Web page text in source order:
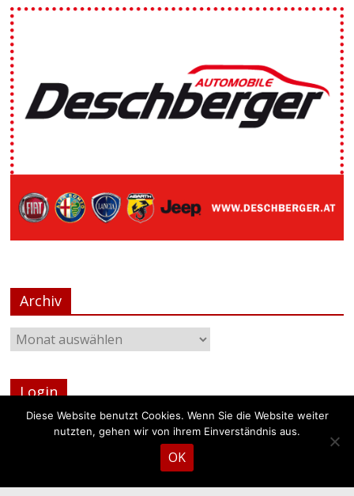
Archiv
Login
Login
FF Weeg. Alle Rechte Vorbehalten.
Diese Website benutzt Cookies. Wenn Sie die Website weiter
nutzten, gehen wir von ihrem Einverständnis aus.
OK